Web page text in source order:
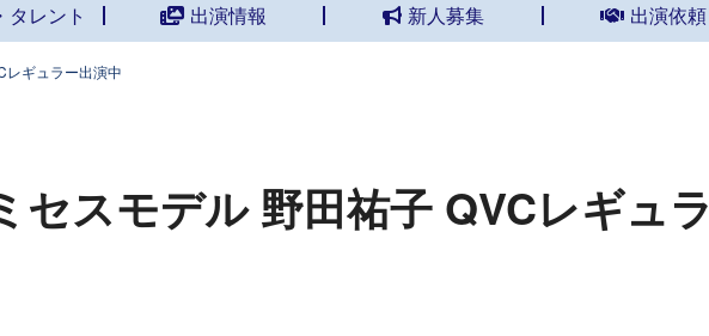
タレント 出演情報 新人募集 出演依頼
レギュラー出演中
セスモデル 野田祐子 QVCレギュラ